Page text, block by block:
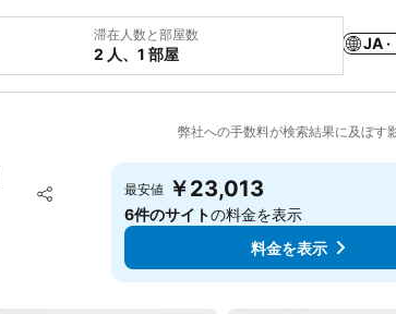
滞在人数と部屋数
2 人、1 部屋
JA ·
弊社への手数料が検索結果に及ぼす
シェア
お気に入りに追加
最安値 ￥23,013
6件のサイトの料金を表示
料金を表示